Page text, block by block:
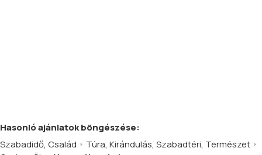
Hasonlóajánlatokböngészése:
Szabadidő, Család Túra, Kirándulás, Szabadtéri, Természet